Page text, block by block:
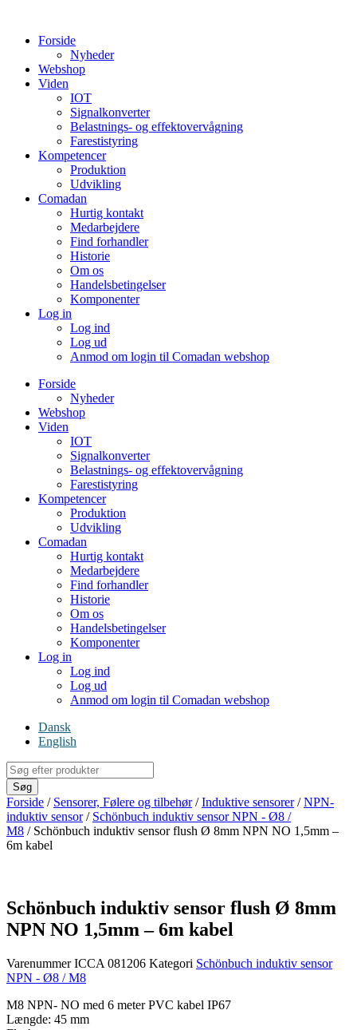
indholdForside
Nyheder
Webshop
Viden
IOT
Signalkonverter
Belastnings- og effektovervågning
Farestistyring
Kompetencer
Produktion
Udvikling
Comadan
Hurtig kontakt
Medarbejdere
Find forhandler
Historie
Om os
Handelsbetingelser
Komponenter
Log in
Log ind
Log ud
Anmod om login til Comadan webshop
Forside
Nyheder
Webshop
Viden
IOT
Signalkonverter
Belastnings- og effektovervågning
Farestistyring
Kompetencer
Produktion
Udvikling
Comadan
Hurtig kontakt
Medarbejdere
Find forhandler
Historie
Om os
Handelsbetingelser
Komponenter
Log in
Log ind
Log ud
Anmod om login til Comadan webshop
Dansk
English
Products
search
Søg
Forside / Sensorer, Følere og tilbehør/Induktive sensorer/NPN-
induktiv sensor/ Schönbuch induktiv sensor NPN - Ø8 /
M8 / Schönbuch induktiv sensor flush Ø 8mm NPN NO 1,5mm –
6m kabel
Schönbuch induktiv sensor flush Ø 8mm
NPN NO 1,5mm – 6m kabel
VarenummerICCA 081206 Kategori Schönbuch induktiv sensor
NPN - Ø8 / M8
M8 NPN- NO med 6 meter PVC kabel IP67
Længde: 45 mm